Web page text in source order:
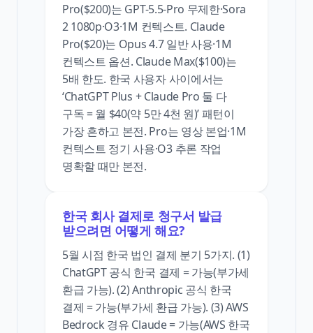
Pro($200)는 GPT-5.5-Pro 무제한·Sora
2 1080p·O3·1M 컨텍스트. Claude
Pro($20)는 Opus 4.7 일반 사용·1M
컨텍스트 옵션. Claude Max($100)는
5배 한도. 한국 사용자 사이에서는
‘ChatGPT Plus + Claude Pro 둘 다
구독 = 월 $40(약 5만 4천 원)’ 패턴이
가장 흔하고 본전. Pro는 영상 본업·1M
컨텍스트 정기 사용·O3 추론 작업
명확할 때만 본전.
한국 회사 결제로 청구서 발급
받으려면 어떻게 해요?
5월 시점 한국 법인 결제 분기 5가지. (1)
ChatGPT 공식 한국 결제 = 가능(부가세
환급 가능). (2) Anthropic 공식 한국
결제 = 가능(부가세 환급 가능). (3) AWS
Bedrock 경유 Claude = 가능(AWS 한국